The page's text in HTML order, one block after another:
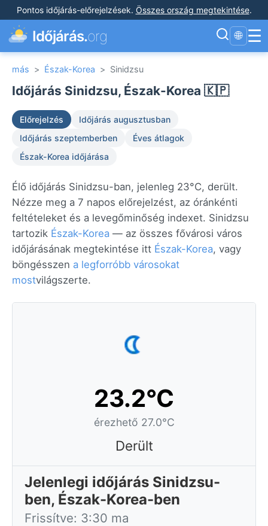
Pontos időjárás-előrejelzések. Összes ország megtekintése.
Időjárás.org 🌐 ☰
más > Észak-Korea > Sinidzsu
Időjárás Sinidzsu, Észak-Korea 🇰🇵
Előrejelzés
Időjárás augusztusban
Időjárás szeptemberben
Éves átlagok
Észak-Korea időjárása
Élő időjárás Sinidzsu-ban, jelenleg 23°C, derült.
Nézze meg a 7 napos előrejelzést, az óránkénti
feltételeket és a levegőminőség indexet. Sinidzsu
tartozik Észak-Korea — az összes fővárosi város
időjárásának megtekintése itt Észak-Korea, vagy
böngésszen a legforróbb városokat
mostvilágszerte.
23.2°C
érezhető 27.0°C
Derült
Jelenlegi időjárás Sinidzsu-
ben, Észak-Korea-ben
Frissítve: 3:30 ma